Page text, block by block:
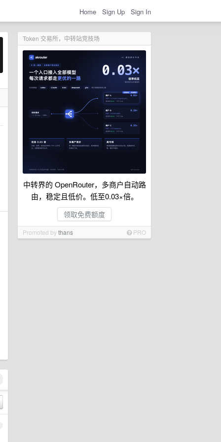
Home Sign Up Sign In
Token 交易所，中转站竞技场
中转界的 OpenRouter，多商户自动路
由，稳定且低价。低至0.03×倍。
领取免费额度
Promoted bythans PRO